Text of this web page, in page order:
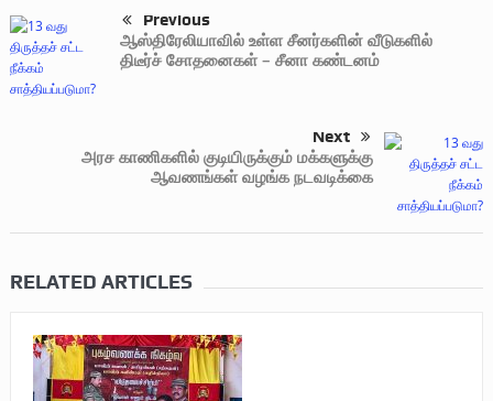
Previous
ஆஸ்திரேலியாவில் உள்ள சீனர்களின் வீடுகளில்
திடீர்ச் சோதனைகள் – சீனா கண்டனம்
Next
அரச காணிகளில் குடியிருக்கும் மக்களுக்கு
ஆவணங்கள் வழங்க நடவடிக்கை
RELATED ARTICLES